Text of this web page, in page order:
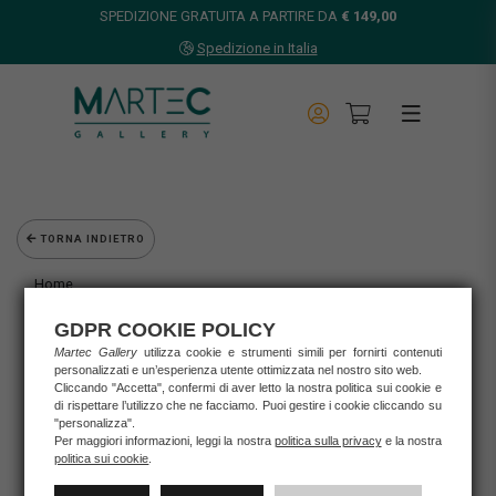
SPEDIZIONE GRATUITA A PARTIRE DA € 149,00
Spedizione in Italia
TORNA INDIETRO
Home
Grafica d'autore
Agostini Andrea
Agostini Andrea - Serigrafia "I SOGNI COLORANO IL TUO CUORE
DI ASSOLUTA GIOIA... E TUTTO DIVENTA BELLEZZA"
GDPR COOKIE POLICY
Martec Gallery utilizza cookie e strumenti simili per fornirti contenuti
personalizzati e un’esperienza utente ottimizzata nel nostro sito web.
Cliccando "Accetta", confermi di aver letto la nostra politica sui cookie e
di rispettare l’utilizzo che ne facciamo. Puoi gestire i cookie cliccando su
"personalizza".
Per maggiori informazioni, leggi la nostra politica sulla privacye la nostra
politica sui cookie